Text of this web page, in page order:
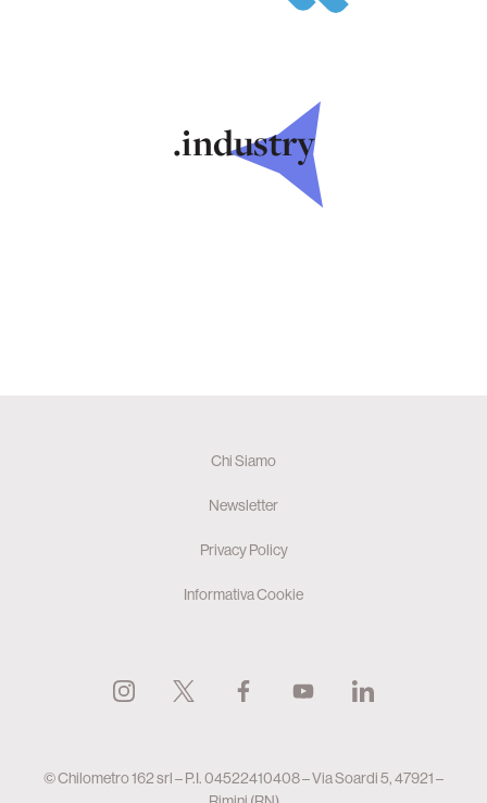
.industry
Chi Siamo
Newsletter
Privacy Policy
Informativa Cookie
© Chilometro 162 srl – P.I. 04522410408 – Via Soardi 5, 47921 –